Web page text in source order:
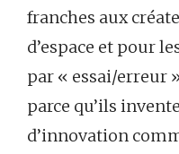
franches aux
d’espace et pour
par « essai/erreur
parce qu’ils
d’innovation